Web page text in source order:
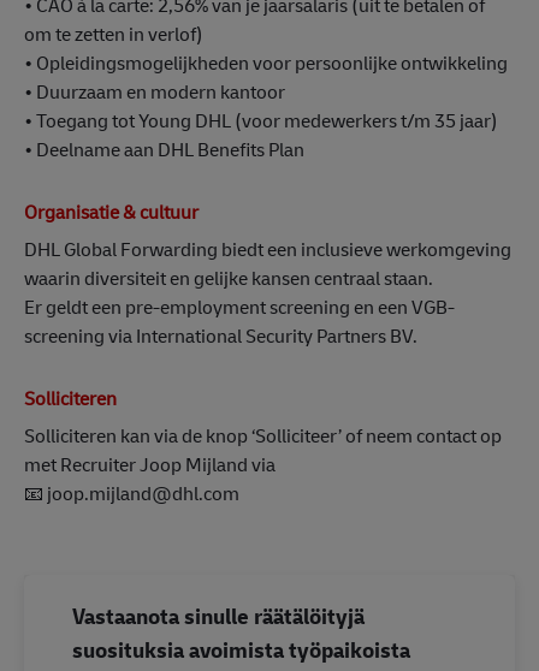
om te zetten in verlof)
• Opleidingsmogelijkheden voor persoonlijke ontwikkeling
• Duurzaam en modern kantoor
• Toegang tot Young DHL (voor medewerkers t/m 35 jaar)
• Deelname aan DHL Benefits Plan
Organisatie & cultuur
DHL Global Forwarding biedt een inclusieve werkomgeving
waarin diversiteit en gelijke kansen centraal staan.
Er geldt een pre-employment screening en een VGB-
screening via International Security Partners BV.
Solliciteren
Solliciteren kan via de knop ‘Solliciteer’ of neem contact op
met Recruiter Joop Mijland via
📧 joop.mijland@dhl.com
Vastaanota sinulle räätälöityjä
suosituksia avoimista työpaikoista